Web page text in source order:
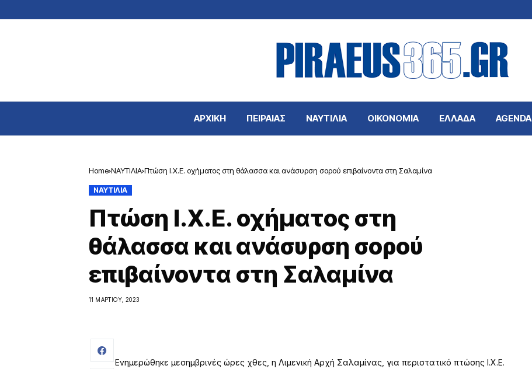
ΑΡΧΙΚΗ ΠΕΙΡΑΙΑΣ ΝΑΥΤΙΛΙΑ ΟΙΚΟΝΟΜΙΑ ΕΛΛΑΔΑ AGENDA
Home ΝΑΥΤΙΛΙΑ Πτώση Ι.Χ.Ε. οχήματος στη θάλασσα και ανάσυρση σορού επιβαίνοντα στη Σαλαμίνα
ΝΑΥΤΙΛΙΑ
Πτώση Ι.Χ.Ε. οχήματος στη
θάλασσα και ανάσυρση σορού
επιβαίνοντα στη Σαλαμίνα
11 ΜΑΡΤΊΟΥ, 2023
Ενημερώθηκε μεσημβρινές ώρες χθες, η Λιμενική Αρχή Σαλαμίνας, για περιστατικό πτώσης Ι.Χ.Ε.